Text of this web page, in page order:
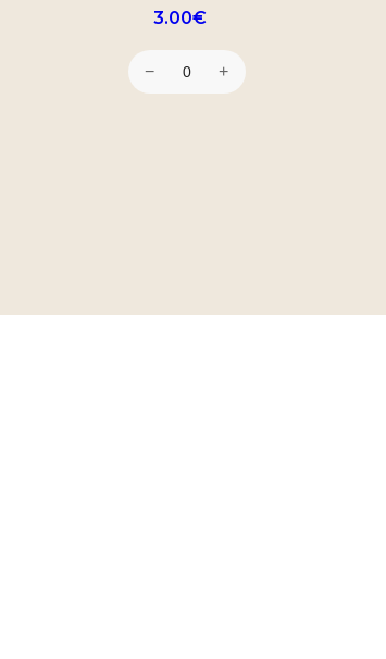
3.00€
− +